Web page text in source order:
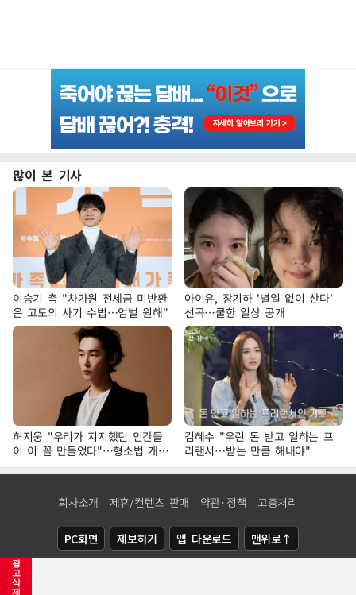
광
고
삭
제
많이 본 기사
이승기 측 "차가원 전세금 미반환
은 고도의 사기 수법…엄벌 원해"
아이유, 장기하 '별일 없이 산다'
선곡…쿨한 일상 공개
허지웅 "우리가 지지했던 인간들
이 이 꼴 만들었다"…형소법 개정
에 격한 반응
김혜수 "우린 돈 받고 일하는 프
리랜서…받는 만큼 해내야"
회사소개 제휴/컨텐츠 판매 약관·정책 고충처리
PC화면 제보하기 앱 다운로드 맨위로↑